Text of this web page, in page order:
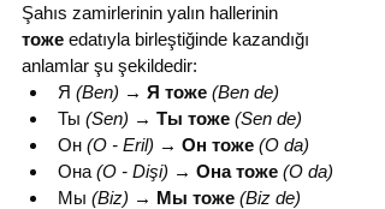
Şahıs zamirlerinin yalın hallerinin
тоже edatıyla birleştiğinde kazandığı
anlamlar şu şekildedir:
Я (Ben) → Я тоже (Ben de)
Ты (Sen) → Ты тоже (Sen de)
Он (O - Eril) → Он тоже (O da)
Она (O - Dişi) → Она тоже (O da)
Мы (Biz) → Мы тоже (Biz de)